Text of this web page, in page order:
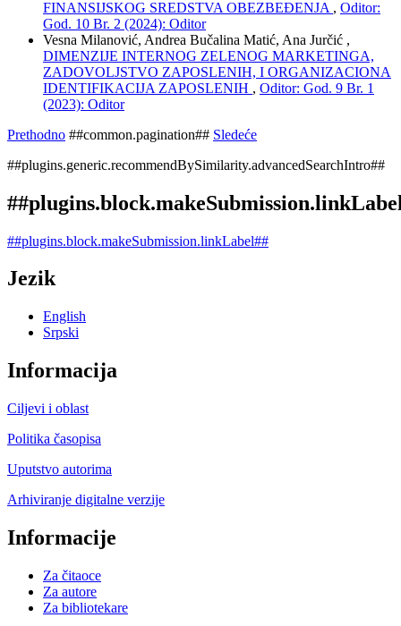
FINANSIJSKOG SREDSTVA OBEZBEĐENJA , Oditor:
God. 10 Br. 2 (2024): Oditor
Vesna Milanović, Andrea Bučalina Matić, Ana Jurčić ,
DIMENZIJE INTERNOG ZELENOG MARKETINGA,
ZADOVOLJSTVO ZAPOSLENIH, I ORGANIZACIONA
IDENTIFIKACIJA ZAPOSLENIH , Oditor: God. 9 Br. 1
(2023): Oditor
Prethodno ##common.pagination## Sledeće
##plugins.generic.recommendBySimilarity.advancedSearchIntro##
##plugins.block.makeSubmission.linkLabel##
Jezik
English
Srpski
Informacija
Ciljevi i oblast
Politika časopisa
Uputstvo autorima
Arhiviranje digitalne verzije
Informacije
Za čitaoce
Za autore
Za bibliotekare